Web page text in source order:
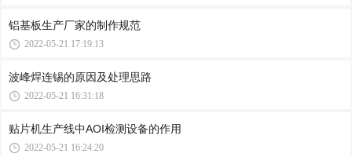
铝基板生产厂家的制作规范
2022-05-21 17:19:13
波峰焊连锡的原因及处理思路
2022-05-21 16:31:18
贴片机生产线中AOI检测设备的作用
2022-05-21 16:24:20